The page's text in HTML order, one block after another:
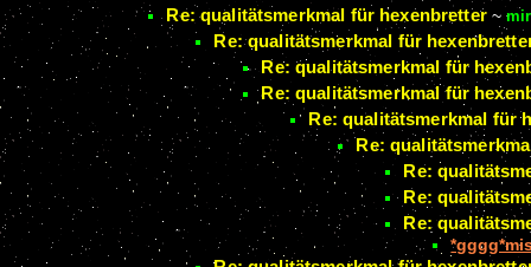
Re: qualitätsmerkmal für hexenbretter~
Re: qualitätsmerkmal für
Re: qualitätsmerkmal für
Re: qualitätsmerkmal für
Re: qualitätsmerkmal für
Re:
Re:
Re:
Re: